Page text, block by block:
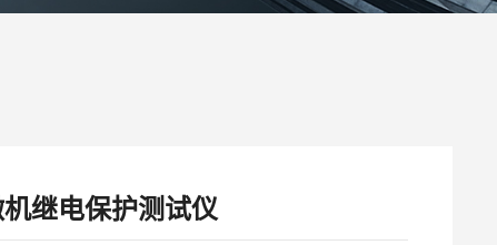
继电保护测试仪